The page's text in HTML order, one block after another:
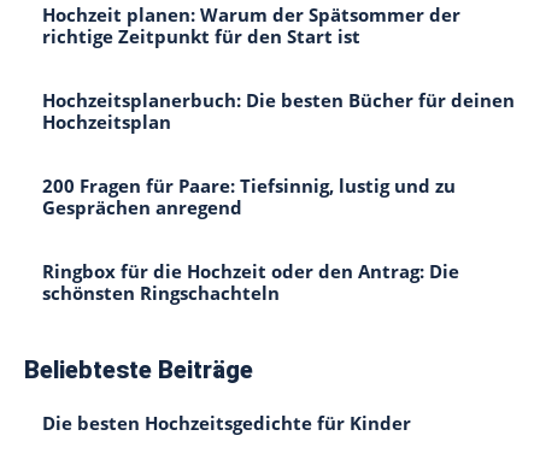
Hochzeit planen: Warum der Spätsommer der
richtige Zeitpunkt für den Start ist
Hochzeitsplanerbuch: Die besten Bücher für deinen
Hochzeitsplan
200 Fragen für Paare: Tiefsinnig, lustig und zu
Gesprächen anregend
Ringbox für die Hochzeit oder den Antrag: Die
schönsten Ringschachteln
Beliebteste Beiträge
Die besten Hochzeitsgedichte für Kinder